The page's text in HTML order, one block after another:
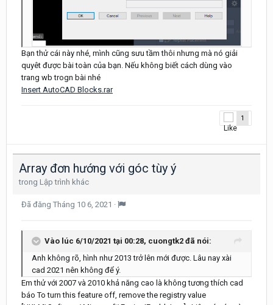
Bạn thử cái này nhé, mình cũng sưu tầm thôi nhưng mà nó giải
quyêt được bài toàn của bạn. Nếu không biết cách dùng vào
trang wb trogn bài nhé
Insert AutoCAD Blocks.rar
1
Array đơn hướng với góc tùy ý
trong Lập trình khác
Đã đăng Tháng 10 6, 2021 ·
Vào lúc 6/10/2021 tại 00:28, cuongtk2 đã nói:
Anh không rõ, hình như 2013 trở lên mới được. Lâu nay xài
cad 2021 nên không để ý.
Em thử với 2007 và 2010 khả năng cao là không tương thích cad
báo To turn this feature off, remove the registry value